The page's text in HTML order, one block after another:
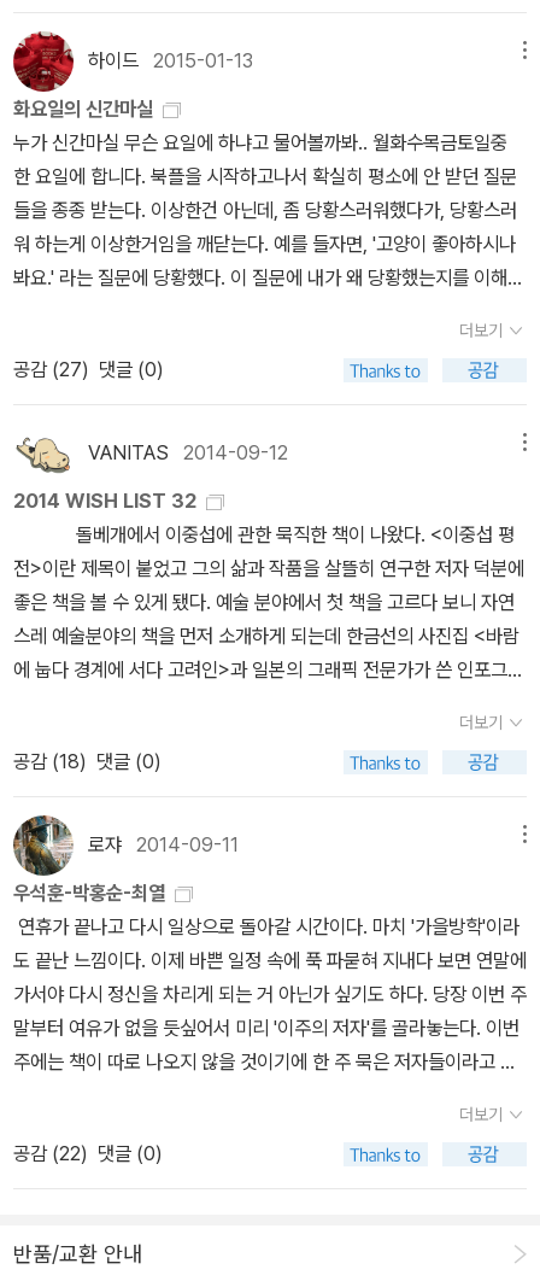
의 삶을 살아야 했다. 그는 열여덟 살 때 이미 화가로서의 재능을 인정
받았고, 일본 유학 시절에도 늘 촉망 받는 예술가였다. 그는 유학 시절
열렬한 사랑에 빠졌으며, 해방 전후 고향에서 결혼을 하고 아이를 낳
으며 가정을 꾸리며 살았다. 전쟁 후 고향에 가족을 두고 왔으며, 일본
으로 아내와 아이들까지 떠나보낸 탓에 남은 생애 내내 고독과 외로
움을 껴안고 살아야 했다. 가족과의 해후를 간절히 바라던 그는 몸과
마음의 병을 얻어 쓸쓸하게 최후를 맞았다. 이런 삶의 고비마다 그는
수많은 그림을 남겼다. 때문에 그의 생은 그 시기 그가 그린 그림과 분
온전히 그림 하나만 붙들고 살았던 이중섭의 인생을 복원하면서 그의
작품과 생애의 밀접성에 주목하였고, 때로는 오독되고 감상적으로 소
비되어온 이중섭 작품 세계의 본질이 과연 어디로부터 기인한 것인지
를 객관적인 시선으로 살피고 있다. 그동안 파편적으로 감상되어온
그의 그림들은 그러나 시기적으로 분절되어 그려진 것이 아니다. 그
가 남긴 작품들을 종합적으로 살펴보면 그가 남긴 작품들이 생애 전
체를 통해 형성하고 있는 뚜렷한 맥락을 이해할 수 있으며 그것들이
시간과 삶의 순간에 따라 어떻게 변주, 변화되어가는지를 확인할 수
있다. 그는 한 번 취한 그림의 소재를 삶 전체를 통해 반복적으로 작품
속에 등장시켰고, 그때마다 새로운 예술 세계를 구축해냈다. 저자 최
열은 바로 이러한 이중섭의 생애와 작품의 특징을 독자에게 정확하게
전달하기 위하여 개별적인 작품의 특징을 강조하는 대신 그의 예술
세계를 종합적으로 분석하여 전달하고 있다. 그것은 각 시기의 작품
라볼 때에야 가능하다. 이중섭을 떠올리면 자동으로 연상되는 몇 가
지 작품의 개별적인 이미지의 설명에서 벗어나 예술가로서 이중섭이
어떤 예술 세계를 지향하고 그것의 구현을 위해 노력했는가를 살피는
것은 드라마 속에서 소비되는 이중섭의 드라마틱한 인생사에서 벗어
나 화가로서의 그의 생애를 제대로 살피는 첫걸음이라 할 수 있고, 그
첫걸음을 위해 저자의 이런 시도는 매우 유의미하다 할 수 있다. 다양
한 시각자료의 배치, 새롭게 등장한 자료의 수록, 풍부하고 꼼꼼한 주
석, 한눈에 감상하는 이중섭의 작품 세계, 이중섭과 관련된 인물들의
전의 이중섭의 모습, 그 생애의 장면을 가늠할 수 있는 관련 이미지이
고 또 하나는 저자가 꼽는 이중섭의 대표작이다. 저자는 이중섭과 관
련한 모든 자료를 망라한 덕분에 확보할 수 있었던 다양한 이미지를
최소화했다. 다만 이중섭의 생애 전반을 통틀어 대표작이라 할 수 있
게 하는 서사는 매력적이었다.3권은 언제 나와? 조바심을 치다, 이 역
시 선물을 받게 되었다. 역시나..중국에 대한 관심이 커져갈 무렵 새로
운 것들과 마주했다. 느닷없이 소설에 꽂혀버린 날들..그렇게 잠시 중
국에서 멀어졌다. 얼마나 시간이 흐른건지도 불분명하다. 한권, 한권..
감질나게 나오던 책이 이렇게 무더기로 나왔다.움찔했다. 한동안, 아
니 거의 대부분의 시간을 시집을 찾고 뒤적거리는 것이 내 독서의 전
부였다. 역사에, 인문서에, 소설로 돌아다니다보니..손 놓고 있던 시집
에 생각이 머물렀다. 뭔가 헛헛하여 차라리 꿈이나 꾸려는
얄팍한 속셈일지도 모른다. 때론 사랑을 속삭이느라 세상 따위 관심
고..사람들과 음악. 그리고 그리고..평전들.평전들은 다른 무
에서 바라보는 그 혹은 그녀의 시선이 궁금한 것이다. 그 혹은 그녀를
닮고 싶다거나 추종한다거나 하는 일은 하지 않는다. 엄밀히 하지 못
한다. 내 그릇의 크기는 내가 제일 잘 아니까 말이다.다만, 그런 그릇
들은 어떻게 쓰임이 되었으며 어떻게 부셔졌는지가 궁금할 뿐이다.
세계문학이며 국내 소설이며 와드드드 쏟아지는 걸 넋 놓고
보고 있다. 오늘 하루에만 결재 직전까지 책들을 담았다가 풀기를 서
너번..이미 집구석 그득한 책들..책 때문에 이사도 못가겠다는 투정들
시, 이건 다음에 살까? 다시..'이렇게 시간은 흐르고, 결국 결재를 포
기한 후..주르륵 눈물이 흘렀다. 주책이라는 말은 이럴 때 쓰는 것이리
라.그냥 사던가, 그저 미루던가..결국 두가지 중 하나임에도 불구하고
혼자 결정장애를 앓는 사람처럼 갈팡질팡하다 속상해하는 꼴이 우습
기도 처량키도 했다. 다 읽을 수 없을 거라는 현실적, 물리적 시간과,
읽고 싶다는 비현실적 욕망 사이에서심술궂고 욕심많은 꼬마애처럼..
잔뜩 들고도 발걸음을 떼지 못하는 지경에 이르르고 만 것이다.결국..
살거면서..그렇게 밀릴꺼면서.. 욕심은 물을 주지 않아도..농부의 발걸
음 소리가 들리지 않아도 저 혼자 우렁우렁 잘도 자란다.
하이드 2015-01-13
화요일의 신간마실
누가 신간마실 무슨 요일에 하냐고 물어볼까봐.. 월화수목금토일중
한 요일에 합니다. 북플을 시작하고나서 확실히 평소에 안 받던 질문
들을 종종 받는다. 이상한건 아닌데, 좀 당황스러워했다가, 당황스러
워 하는게 이상한거임을 깨닫는다. 예를 들자면, '고양이 좋아하시나
봐요.' 라는 질문에 당황했다. 이 질문에 내가 왜 당황했는지를 이해한
는 내가 이상한거라고 나중에야 깨달았지만;;) 네, 저 고양이 좋아합
니다. 사랑합니다. 제 삶의 목표와 이유는 말로와 리처입니다. 정도면
대답이 되었을까? (당황해서 답글도 못 달았던 것 같아서, 뒤늦게나
마;;) 새로운 방문자분들 이야기 나온김에 .. 북플 친구 천명 넘어가는
날 한 번 이야기하려고 했는데, 까먹고 이제야. 그러니깐, 알라딘 북플
앱 천명은 넘게 깔았구나 (허세) 몇 명이나 깔았나요? 이 글 보시는
ㅇㅇㅇ님 알려주세요. 궁금합니다. 흡; 북플 친구분들과 기존 즐찾 서
재분들과 겹치는 분이 이백분 정도 되었으려나? 즐찾은 거의 800분
넘게 늘어서 2435분이다. 네이버 파워블로거분들에 비하면 되게 소
소하지만, 오래블로거 정도는 되지 않나 싶다. 책과 꽃과 고양이로 성
업중이다. 라고 자찬.딱 당장 사야지. 싶은 신간은 없는데, 앙리카르티
에 브레송전 티켓 준다고 해서 예술분야 책들 둘러봤다. 요망한 예술
MD. 책도 잘도 골라놨네. 오늘주문한 책은 지난번에도 소개했던 알
무 힘들어져서 그냥 한 권만 주문했다. 스물여덟 살 젊은 나이에 파격
적으로 <뉴요커>에 입성한 이래 전임자들 못지않은 지식과 열정과
필력으로 미국 음악 비평계를 선도적으로 이끌고 있는 알렉스 로스의
음악비평서다. 이 책은 저자가 10년 넘게 <뉴요커>에 기고했던 글을
한 권의 책으로 모은 것으로 작곡가, 지휘자, 피아니스트, 록 밴드, 싱
어송라이터 등 다양한 음악가들의 자취를 따라가며 음악의 역사와 음
악의 본질에 대해 이야기하고 있다.17세기 초 춤곡부터 20세기 블루
스와 록에 이르기까지 두세 개의 반복되는 베이스라인과 애가를 주제
대가들을 비롯하여 비요크, 라디오헤드 같은 현대 팝의 거장들을 심
층 인터뷰하며 그 무엇으로도 가둘 수 없는 ‘시간의 예술’ 음악의 본질
을 전한다.또한 주제에 상관없이 음악이 인간 조건의 복잡다단한 면
지도 보여준다. 이 책은 20여 년 동안 <뉴요커>에서 활동하고 있는
더보기
공감 (27) 댓글 (0)
VANITAS 2014-09-12
2014 WISH LIST 32
돌베개에서 이중섭에 관한 묵직한 책이 나왔다. <이중섭 평
전>이란 제목이 붙었고 그의 삶과 작품을 살뜰히 연구한 저자 덕분에
좋은 책을 볼 수 있게 됐다. 예술 분야에서 첫 책을 고르다 보니 자연
스레 예술분야의 책을 먼저 소개하게 되는데 한금선의 사진집 <바람
에 눕다 경계에 서다 고려인>과 일본의 그래픽 전문가가 쓴 인포그래
포그래픽이 중요해 진다고 느끼고 있어서 한번씩 관련서가 나오면 돌
아보게 된다. 망가 즉, 만화에 대한 지침서와 같은 책이 나왔
다. 강상준이 쓴 <위대한 망가>라는 책인데, 개인의 취향이 대단히
많이 녹아있는 책이다. 일본만화 32작품을 추렸다. <마구마구 드로
잉>은 <그리고 싶은 날>의 저자인 먼지가 지은 책이다. 먼지인지 뭉
게인지 처음에는 좀 헷갈렸는데 먼지라고 한다. 사소한 것들을 귀엽
게 그려보고 싶은 사람 환영. <로드리고, 삶과 음악>은 스페인의 거
장 로드리고의 음악세계를 다룬다. 잘 이어지고 있는 시리즈라 좋다.
대중문화에 예술에 관한 <공연 예술 산책>, <대중문화의 이해>
가 나왔고 사진에 관한 책 세 권을 골라봤다. <집, 인간이 만든 자연>
은 한중일의 전통가옥을 비교해 본 책이라 희소성이 있을 것 같고 유
익해보인다. 사진집 <잃어버린 풍경>과 <역전 풍경>은 도서관에서
라도 한 번 보고싶다. (그러나 도서관에서는 사진집은 신청이 안된다
께 보면 좋을 책이다. 종이가 없다면 어떤일이 일어날지 생각해 본 책.
더보기
공감 (18) 댓글 (0)
로쟈 2014-09-11
우석훈-박홍순-최열
연휴가 끝나고 다시 일상으로 돌아갈 시간이다. 마치 '가을방학'이라
도 끝난 느낌이다. 이제 바쁜 일정 속에 푹 파묻혀 지내다 보면 연말에
가서야 다시 정신을 차리게 되는 거 아닌가 싶기도 하다. 당장 이번 주
말부터 여유가 없을 듯싶어서 미리 '이주의 저자'를 골라놓는다. 이번
주에는 책이 따로 나오지 않을 것이기에 한 주 묵은 저자들이라고 해
릴 수 없는 배>(웅진지식하우스, 2014)를 내기도 했지만 독자의 기
대는 아무래도 '경제학자' 우석훈 쪽에 더 쏠리게 된다(<아날로그 사
랑법>(상상너머, 2013)란 책도 펴냈다는 건 오늘 알았다!). <불황 1
제목도 세다. '불황이라는 거대한 사막을 건너는 당신을 위한 생활경
더보기
공감 (22) 댓글 (0)
반품/교환 안내